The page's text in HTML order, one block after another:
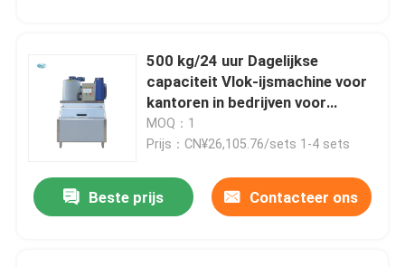
500 kg/24 uur Dagelijkse
capaciteit Vlok-ijsmachine voor
kantoren in bedrijven voor
voedingsmiddelen en dranken
MOQ：1
Prijs：CN¥26,105.76/sets 1-4 sets
Beste prijs Contacteer ons